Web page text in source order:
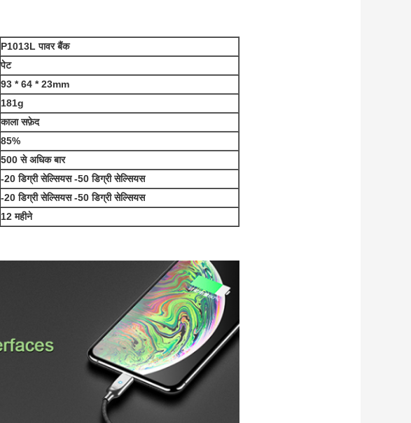
P1013L पावर बैंक
पेट
93 * 64 * 23mm
181g
काला सफ़ेद
85%
500 से अधिक बार
-20 डिग्री सेल्सियस -50 डिग्री सेल्सियस
-20 डिग्री सेल्सियस -50 डिग्री सेल्सियस
12 महीने